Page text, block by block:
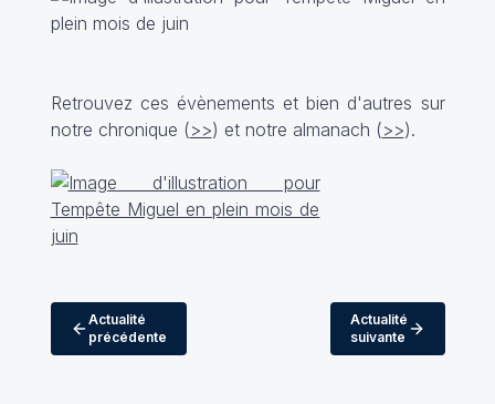
Retrouvez ces évènements et bien d'autres sur
notre chronique (>>) et notre almanach (>>).
Actualité
précédente
Actualité
suivante